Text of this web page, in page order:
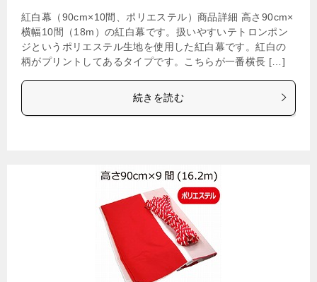
紅白幕（90cm×10間、ポリエステル）商品詳細 高さ90cm×
横幅10間（18m）の紅白幕です。扱いやすいテトロンポン
ジというポリエステル生地を使用した紅白幕です。紅白の
柄がプリントしてあるタイプです。こちらが一番横長 […]
続きを読む